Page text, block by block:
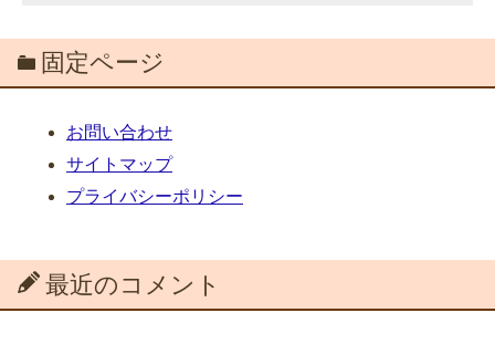
固定ページ
お問い合わせ
サイトマップ
プライバシーポリシー
最近のコメント